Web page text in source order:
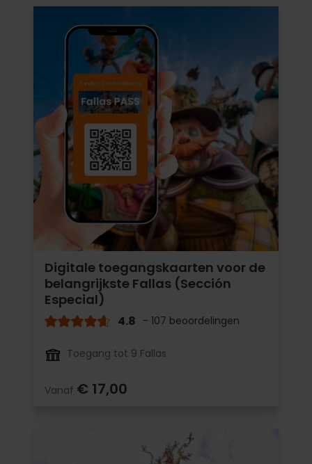
Digitale toegangskaarten voor de
belangrijkste Fallas (Sección
Especial)
4.8 - 107 beoordelingen
Toegang tot 9 Fallas
Vanaf € 17,00